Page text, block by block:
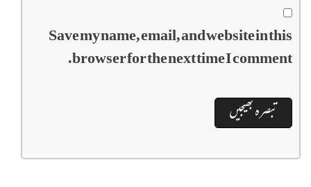
Save my name, email, and website in this
browser for the next time I comment.